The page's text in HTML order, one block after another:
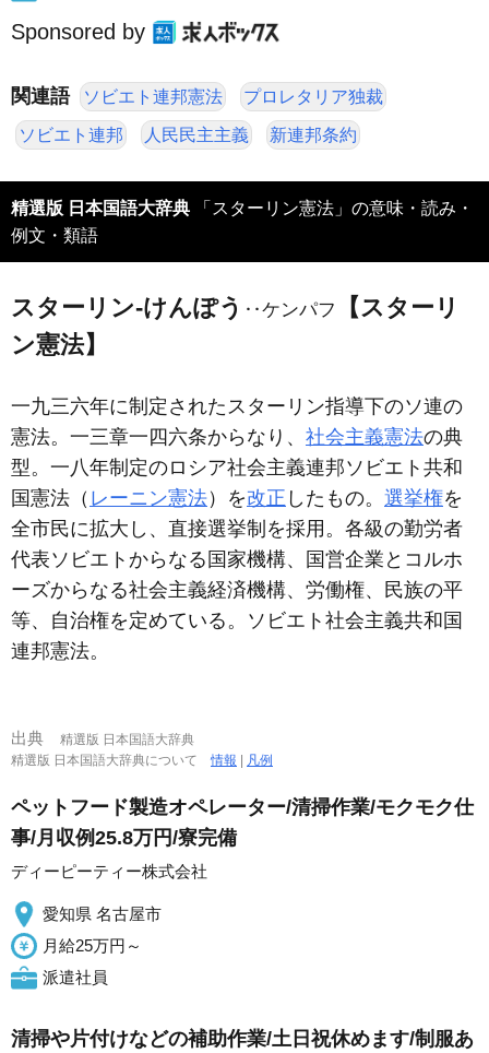
Sponsored by
関連語 ソビエト連邦憲法 プロレタリア独裁
ソビエト連邦 人民民主主義 新連邦条約
精選版 日本国語大辞典 「スターリン憲法」の意味・読み・
例文・類語
スターリン‐けんぽう ‥ケンパフ
【スターリ
ン憲法】
一九三六年に制定されたスターリン指導下のソ連の
憲法。一三章一四六条からなり、 社会主義憲法の典
型。一八年制定のロシア社会主義連邦ソビエト共和
国憲法（ レーニン憲法）を改正 したもの。 選挙権を
全市民に拡大し、直接選挙制を採用。各級の勤労者
代表ソビエトからなる国家機構、国営企業とコルホ
ーズからなる社会主義経済機構、労働権、民族の平
等、自治権を定めている。ソビエト社会主義共和国
連邦憲法。
出典
精選版 日本国語大辞典
精選版 日本国語大辞典について情報 | 凡例
ペットフード製造オペレーター/清掃作業/モクモク仕
事/月収例25.8万円/寮完備
ディーピーティー株式会社
愛知県 名古屋市
月給25万円～
派遣社員
清掃や片付けなどの補助作業/土日祝休めます/制服あ